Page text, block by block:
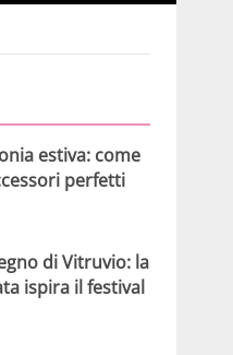
estiva: come
perfetti
di Vitruvio: la
ispira il festival